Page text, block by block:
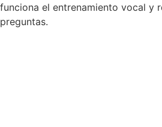
funciona el entrenamiento vocal y
preguntas.